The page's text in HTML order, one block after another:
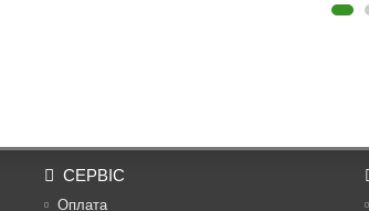
СЕРВІС
Оплата